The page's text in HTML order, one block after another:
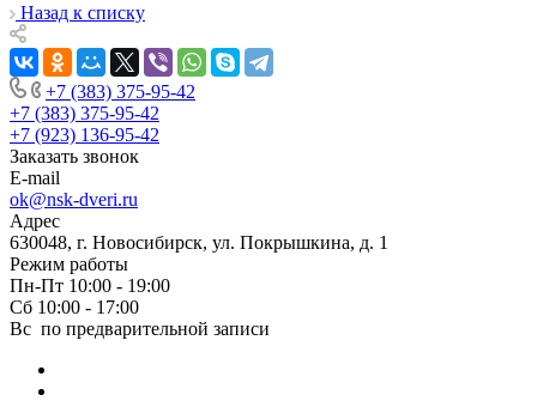
Назад к списку
+7 (383) 375-95-42
+7 (383) 375-95-42
+7 (923) 136-95-42
Заказать звонок
E-mail
ok@nsk-dveri.ru
Адрес
630048, г. Новосибирск, ул. Покрышкина, д. 1
Режим работы
Пн-Пт 10:00 - 19:00
Сб 10:00 - 17:00
Вс по предварительной записи